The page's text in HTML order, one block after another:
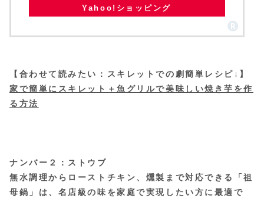
Yahoo!ショッピング
【合わせて読みたい：スキレットでの劇簡単レシピ↓】
家で簡単にスキレット＋魚グリルで美味しい焼き芋を作
る方法
ナンバー２：ストウブ
無水調理からローストチキン、燻製まで対応できる「祖
母鍋」は、名店級の味を家庭で実現したい方に最適で